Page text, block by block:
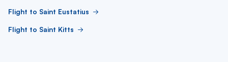
Flight to Saint Eustatius
Flight to Saint Kitts